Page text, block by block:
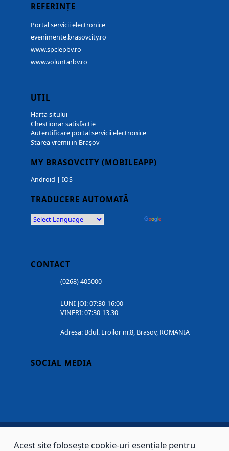
REFERINȚE
Portal servicii electronice
evenimente.brasovcity.ro
www.spclepbv.ro
www.voluntarbv.ro
UTIL
Harta sitului
Chestionar satisfacție
Autentificare portal servicii electronice
Starea vremii in Brașov
MY BRASOVCITY (MOBILEAPP)
Android | IOS
TRADUCERE AUTOMATĂ
CONTACT
(0268) 405000
LUNI-JOI: 07:30-16:00
VINERI: 07:30-13.30
Adresa: Bdul. Eroilor nr.8, Brasov, ROMANIA
SOCIAL MEDIA
Acest site folosește cookie-uri esențiale pentru